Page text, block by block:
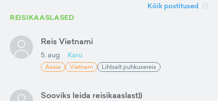
Kõik postitused
REISIKAASLASED
Reis Vietnami
5. aug Karu
Aasia Vietnam Lihtsalt puhkusereis
Sooviks leida reisikaaslast))